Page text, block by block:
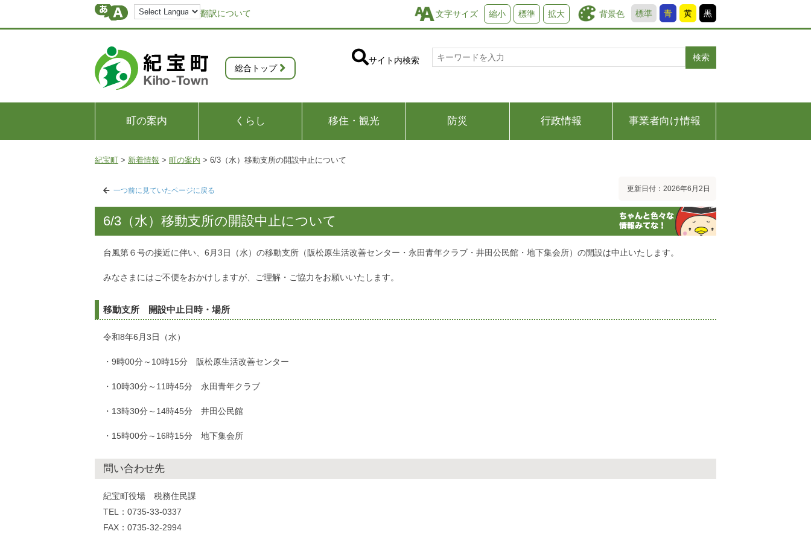
翻訳について 背景色 標準 青 黄 黒
文字サイズ 縮小 標準 拡大
総合トップ
サイト内検索 検索
町の案内 くらし 移住・観光 防災 行政情報 事業者向け情報
紀宝町 > 新着情報 > 町の案内 > 6/3（水）移動支所の開設中止について
一つ前に見ていたページに戻る 更新日付：2026年6月2日
6/3（水）移動支所の開設中止について
台風第６号の接近に伴い、6月3日（水）の移動支所（阪松原生活改善センター・永田青年クラブ・井田公民館・地下集会所）の開設は中止いたします。
みなさまにはご不便をおかけしますが、ご理解・ご協力をお願いいたします。
移動支所 開設中止日時・場所
令和8年6月3日（水）
・9時00分～10時15分 阪松原生活改善センター
・10時30分～11時45分 永田青年クラブ
・13時30分～14時45分 井田公民館
・15時00分～16時15分 地下集会所
問い合わせ先
紀宝町役場 税務住民課
TEL：0735-33-0337
FAX：0735-32-2994